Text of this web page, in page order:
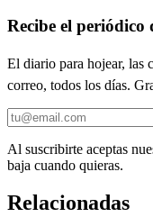
Recibe el periódico
El diario para hojear, las
correo, todos los días.
Al suscribirte aceptas
baja cuando quieras.
Relacionadas